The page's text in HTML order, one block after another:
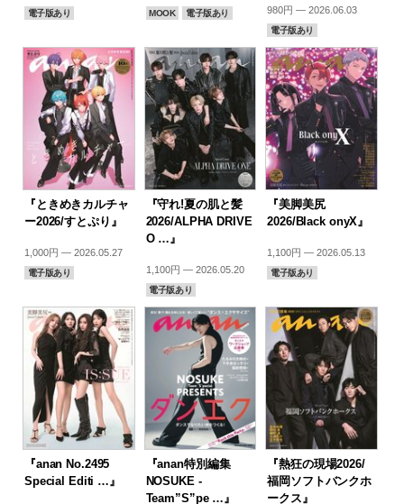
電子版あり MOOK 電子版あり 980円 — 2026.06.03
電子版あり
『ときめきカルチャ
ー2026/すとぷり』
1,000円 — 2026.05.27
電子版あり
『守れ!夏の肌と髪
2026/ALPHA DRIVE
O …』
1,100円 — 2026.05.20
電子版あり
『美脚美尻
2026/Black onyX』
1,100円 — 2026.05.13
電子版あり
『anan No.2495
Special Editi …』
『anan特別編集
NOSUKE -
Team”S”pe …』
『熱狂の現場2026/
福岡ソフトバンクホ
ークス』